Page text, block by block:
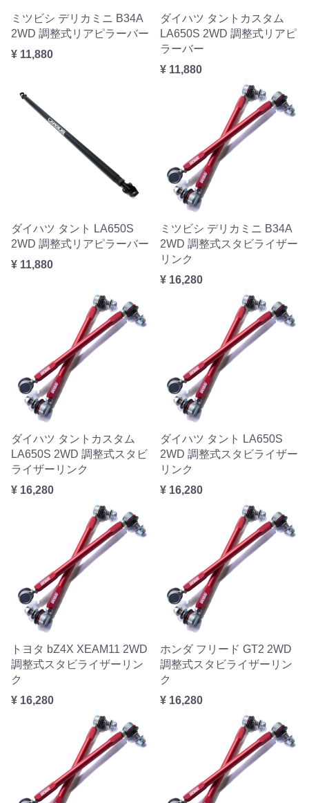
ミツビシ デリカミニ B34A
2WD 調整式リアピラーバー
¥ 11,880
ダイハツ タントカスタム
LA650S 2WD 調整式リアピ
ラーバー
¥ 11,880
ダイハツ タント LA650S
2WD 調整式リアピラーバー
¥ 11,880
ミツビシ デリカミニ B34A
2WD 調整式スタビライザー
リンク
¥ 16,280
ダイハツ タントカスタム
LA650S 2WD 調整式スタビ
ライザーリンク
¥ 16,280
ダイハツ タント LA650S
2WD 調整式スタビライザー
リンク
¥ 16,280
トヨタ bZ4X XEAM11 2WD
調整式スタビライザーリン
ク
¥ 16,280
ホンダ フリード GT2 2WD
調整式スタビライザーリン
ク
¥ 16,280